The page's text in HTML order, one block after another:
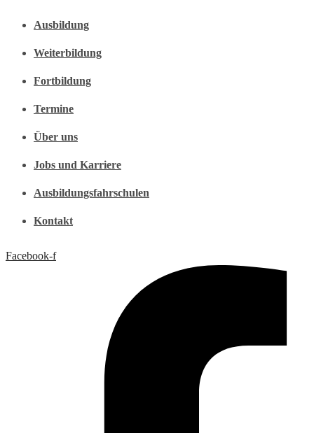
Ausbildung
Weiterbildung
Fortbildung
Termine
Über uns
Jobs und Karriere
Ausbildungsfahrschulen
Kontakt
Facebook-f